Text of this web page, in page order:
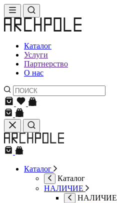
Каталог
Услуги
Партнерство
О нас
Каталог
Каталог
НАЛИЧИЕ
НАЛИЧИЕ